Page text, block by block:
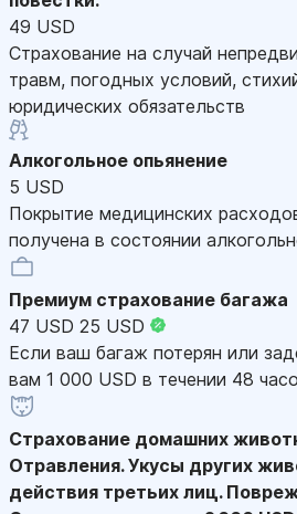
49 USD
Страхование на случай
травм, погодных условий,
юридических обязательств
Алкогольное опьянение
5 USD
Покрытие медицинских
получена в состоянии
Премиум страхование багажа
47 USD 25 USD
Если ваш багаж потерян или
вам 1 000 USD в течении 48
Страхование домашних
Отравления. Укусы других
действия третьих лиц.